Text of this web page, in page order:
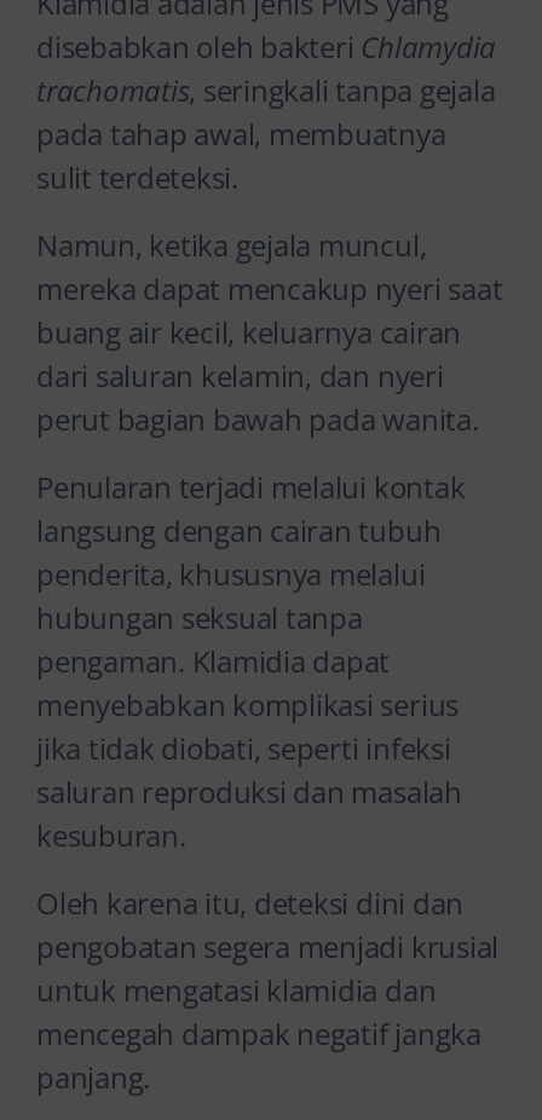
disebabkan oleh bakteri Chlamydia
trachomatis, seringkali tanpa gejala
pada tahap awal, membuatnya
sulit terdeteksi.
Namun, ketika gejala muncul,
mereka dapat mencakup nyeri saat
buang air kecil, keluarnya cairan
dari saluran kelamin, dan nyeri
perut bagian bawah pada wanita.
Penularan terjadi melalui kontak
langsung dengan cairan tubuh
penderita, khususnya melalui
hubungan seksual tanpa
pengaman. Klamidia dapat
menyebabkan komplikasi serius
jika tidak diobati, seperti infeksi
saluran reproduksi dan masalah
kesuburan.
Oleh karena itu, deteksi dini dan
pengobatan segera menjadi krusial
untuk mengatasi klamidia dan
mencegah dampak negatif jangka
panjang.